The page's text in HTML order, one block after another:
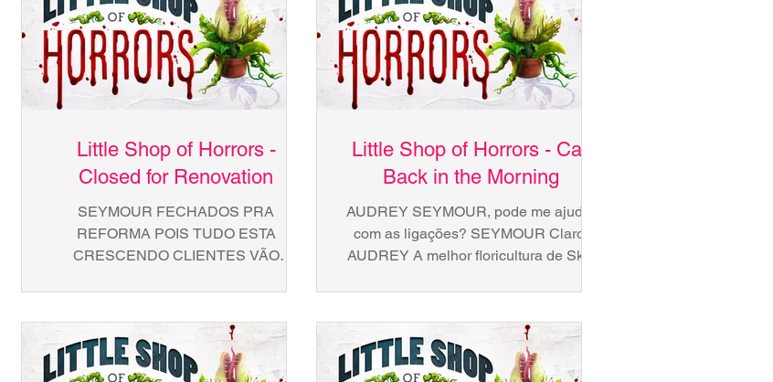
Little Shop of Horrors -
Closed for Renovation
SEYMOUR FECHADOS PRA
REFORMA POIS TUDO ESTA
CRESCENDO CLIENTES VÃO
FORMA PRO ESTOQUE EXIBIR NÓS...
Little Shop of Horrors - Call
Back in the Morning
AUDREY SEYMOUR, pode me ajudar
com as ligações? SEYMOUR Claro!
AUDREY A melhor floricultura de Skid